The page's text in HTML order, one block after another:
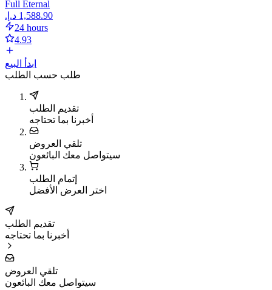
Full Eternal
24 hours
4.93
ابدأ البيع
طلب حسب الطلب
تقديم الطلب
أخبرنا بما تحتاجه
تلقي العروض
سيتواصل معك البائعون
إتمام الطلب
اختر العرض الأفضل
تقديم الطلب
أخبرنا بما تحتاجه
تلقي العروض
سيتواصل معك البائعون